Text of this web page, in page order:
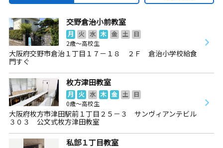
交野倉治小前教室
月 火 水 木 金 土
日
2歳～高校生
大阪府交野市倉治１丁目１７－１８ ２Ｆ 倉治小学校給食
門すぐ
枚方津田教室
月 火 水 木 金 土
日
0歳～高校生
大阪府枚方市津田駅前１丁目２５－３ サンヴィアンテビル
３０３ 公文式枚方津田教室
私部１丁目教室